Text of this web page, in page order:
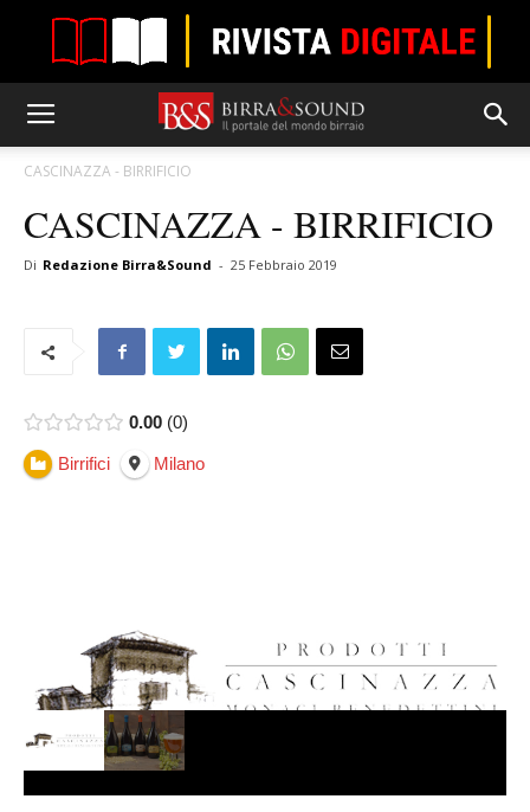
CASCINAZZA - BIRRIFICIO
CASCINAZZA - BIRRIFICIO
Di Redazione Birra&Sound - 25 Febbraio 2019
0.00 0
Birrifici Milano